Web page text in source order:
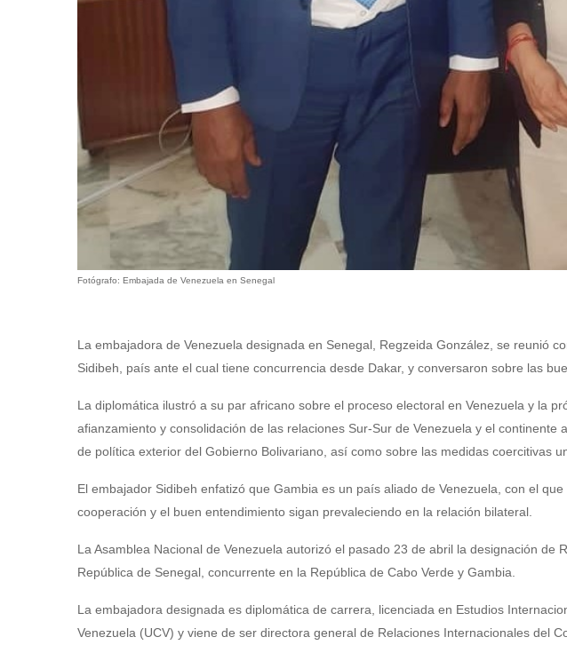
Fotógrafo: Embajada de Venezuela en Senegal
La embajadora de Venezuela designada en Senegal, Regzeida González, se reunió
Sidibeh, país ante el cual tiene concurrencia desde Dakar, y conversaron sobre las
La diplomática ilustró a su par africano sobre el proceso electoral en Venezuela y la
afianzamiento y consolidación de las relaciones Sur-Sur de Venezuela y el
de política exterior del Gobierno Bolivariano, así como sobre las medidas coercitivas
El embajador Sidibeh enfatizó que Gambia es un país aliado de Venezuela, con el
cooperación y el buen entendimiento sigan prevaleciendo en la relación bilateral.
La Asamblea Nacional de Venezuela autorizó el pasado 23 de abril la designación de
República de Senegal, concurrente en la República de Cabo Verde y Gambia.
La embajadora designada es diplomática de carrera, licenciada en Estudios
Venezuela (UCV) y viene de ser directora general de Relaciones Internacionales del